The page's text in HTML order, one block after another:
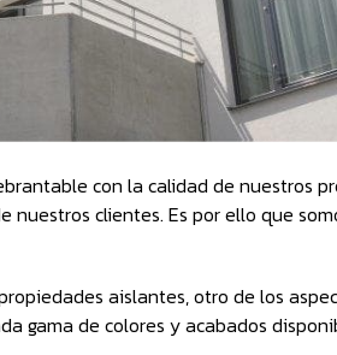
con la calidad de nuestros
nuestros clientes. Es por ello que
aislantes, otro de los
gama de colores y acabados